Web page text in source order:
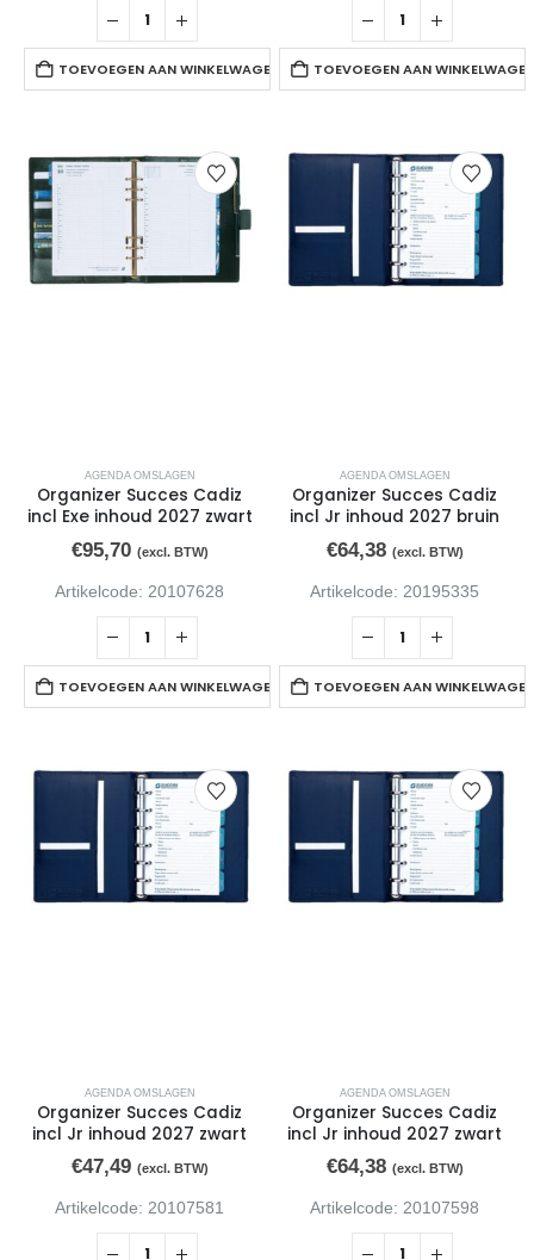
TOEVOEGEN AAN WINKELWAGEN TOEVOEGEN AAN
AGENDA OMSLAGEN
Organizer Succes Cadiz
incl Exe inhoud 2027 zwart
€95,70 (excl. BTW)
Artikelcode: 20107628
TOEVOEGEN AAN WINKELWAGEN
AGENDA OMSLAGEN
Organizer Succes Cadiz
incl Jr inhoud 2027 bruin
€64,38 (excl. BTW)
Artikelcode: 20195335
TOEVOEGEN AAN
AGENDA OMSLAGEN
Organizer Succes Cadiz
incl Jr inhoud 2027 zwart
€47,49 (excl. BTW)
Artikelcode: 20107581
AGENDA OMSLAGEN
Organizer Succes Cadiz
incl Jr inhoud 2027 zwart
€64,38 (excl. BTW)
Artikelcode: 20107598